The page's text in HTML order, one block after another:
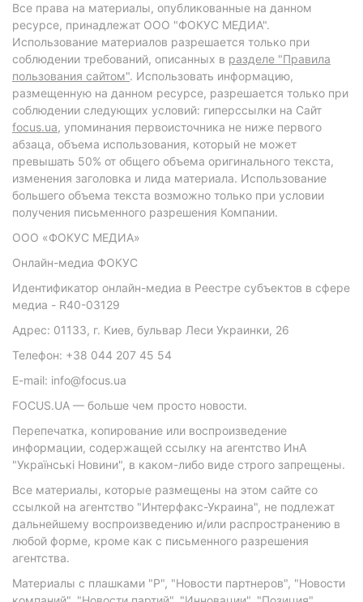
Все права на материалы, опубликованные на данном
ресурсе, принадлежат ООО "ФОКУС МЕДИА".
Использование материалов разрешается только при
соблюдении требований, описанных в разделе "Правила
пользования сайтом". Использовать информацию,
размещенную на данном ресурсе, разрешается только при
соблюдении следующих условий: гиперссылки на Сайт
focus.ua, упоминания первоисточника не ниже первого
абзаца, объема использования, который не может
превышать 50% от общего объема оригинального текста,
изменения заголовка и лида материала. Использование
большего объема текста возможно только при условии
получения письменного разрешения Компании.
ООО «ФОКУС МЕДИА»
Онлайн-медиа ФОКУС
Идентификатор онлайн-медиа в Реестре субъектов в сфере
медиа - R40-03129
Адрес: 01133, г. Киев, бульвар Леси Украинки, 26
Телефон: +38 044 207 45 54
E-mail: info@focus.ua
FOCUS.UA — больше чем просто новости.
Перепечатка, копирование или воспроизведение
информации, содержащей ссылку на агентство ИнА
"Українські Новини", в каком-либо виде строго запрещены.
Все материалы, которые размещены на этом сайте со
ссылкой на агентство "Интерфакс-Украина", не подлежат
дальнейшему воспроизведению и/или распространению в
любой форме, кроме как с письменного разрешения
агентства.
Материалы с плашками "Р", "Новости партнеров", "Новости